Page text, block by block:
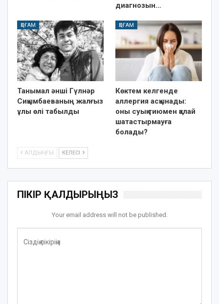
диагнозын…
ҚОҒАМ
Танымал әнші Гүлнәр
Сиқымбаеваның жалғыз
ұлы өлі табылды
ҚОҒАМ
Көктем келгенде
аллергия асқынады:
оны суық тиюмен қалай
шатастырмауға
болады?
АЛДЫҢҒЫ КЕЛЕСІ
ПІКІР ҚАЛДЫРЫҢЫЗ
Your email address will not be published.